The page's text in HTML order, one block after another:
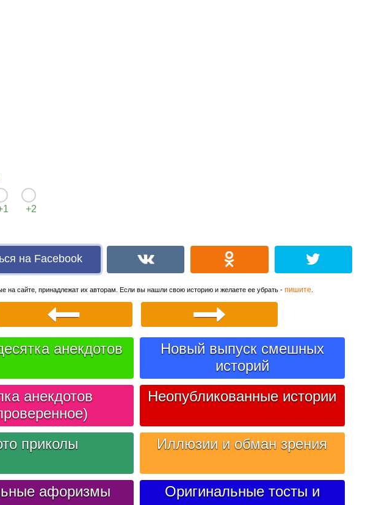
+2
на Facebook
на сайте, принадлежат их авторам. Если вы нашли свою историю и желаете ее убрать - пишите
анекдотов
Новый выпуск смешных
историй
анекдотов
Неопубликованные истории
приколы Иллюзии и обман зрения
афоризмы
Оригинальные тосты и